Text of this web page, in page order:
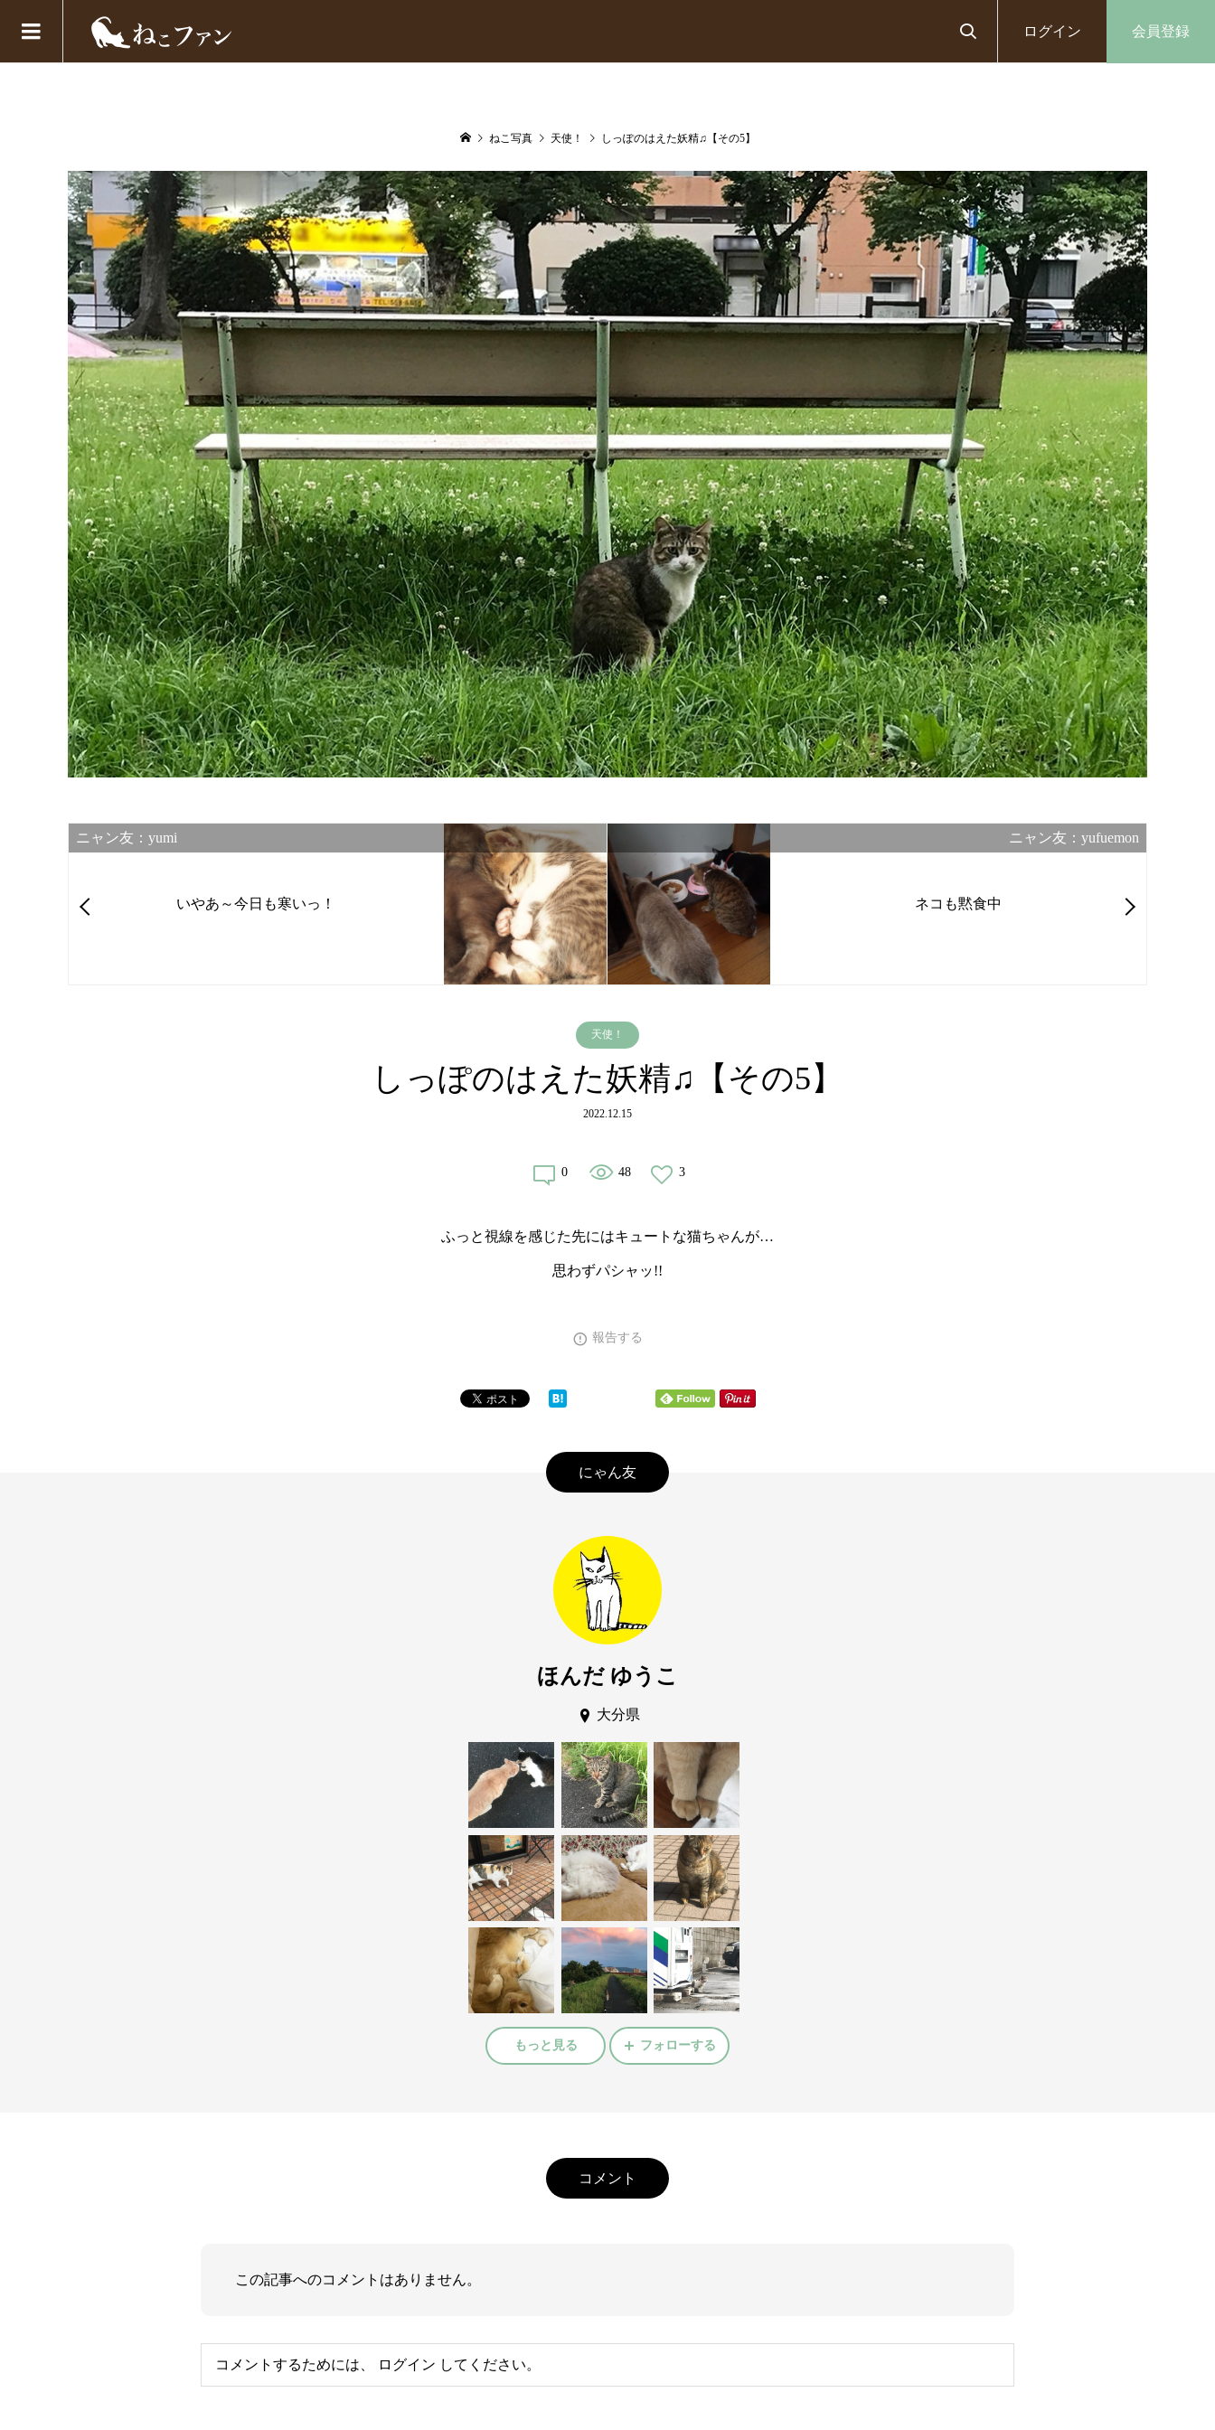
ログイン 会員登録
ねこ写真 天使！ しっぽのはえた妖精♫【その5】
いやあ～今日も寒いっ！
ニャン友：yumi
ネコも黙食中
ニャン友：yufuemon
天使！
しっぽのはえた妖精♫【その5】
2022.12.15
0 48 3
ふっと視線を感じた先にはキュートな猫ちゃんが…
思わずパシャッ!!
報告する
にゃん友
ほんだ ゆうこ
大分県
もっと見る フォローする
コメント
この記事へのコメントはありません。
コメントするためには、 ログイン してください。